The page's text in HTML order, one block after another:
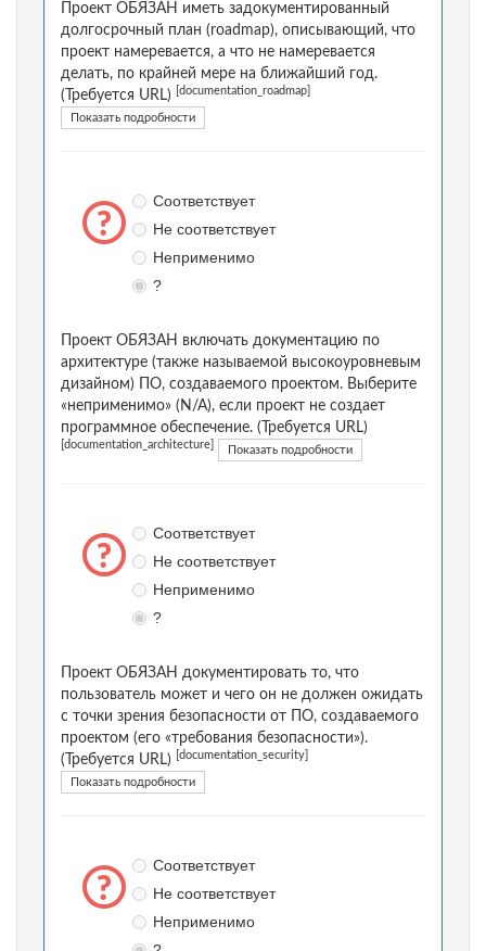
Проект ОБЯЗАН иметь задокументированный
долгосрочный план (roadmap), описывающий, что
проект намеревается, а что не намеревается
делать, по крайней мере на ближайший год.
(Требуется URL)
[documentation_roadmap]
Показать подробности
Соответствует
Не соответствует
Неприменимо
?
Проект ОБЯЗАН включать документацию по
архитектуре (также называемой высокоуровневым
дизайном) ПО, создаваемого проектом. Выберите
«неприменимо» (N/A), если проект не создает
программное обеспечение. (Требуется URL)
[documentation_architecture] Показать подробности
Соответствует
Не соответствует
Неприменимо
?
Проект ОБЯЗАН документировать то, что
пользователь может и чего он не должен ожидать
с точки зрения безопасности от ПО, создаваемого
проектом (его «требования безопасности»).
(Требуется URL)
[documentation_security]
Показать подробности
Соответствует
Не соответствует
Неприменимо